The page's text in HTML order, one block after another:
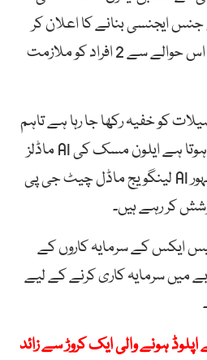
ایجنسی بنانے کا اعلان کر
سکتے ہیں جبکہ انہوں نے اس حوالے سے 2 افراد کو ملازمت
کو خفیہ رکھا جا رہا ہے تاہم
گزشتہ رپورٹس سے معلوم ہوتا ہے ایلون مسک کی AI ماڈلز
بنانے پر توجہ ہے اور وہ مشہور AI لینگویج ماڈل چیٹ جی پی
کر رہے ہیں۔
ایکس کے سرمایہ کاروں کے
میں سرمایہ کاری کرنے کے لیے
ہونے والی ایک کروڑ سے زائد